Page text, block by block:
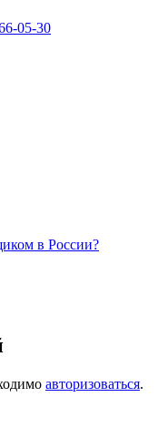
05-30
в России?
авторизоваться.